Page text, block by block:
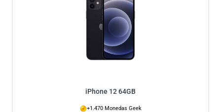
iPhone 12 64GB
+1.470 Monedas Geek